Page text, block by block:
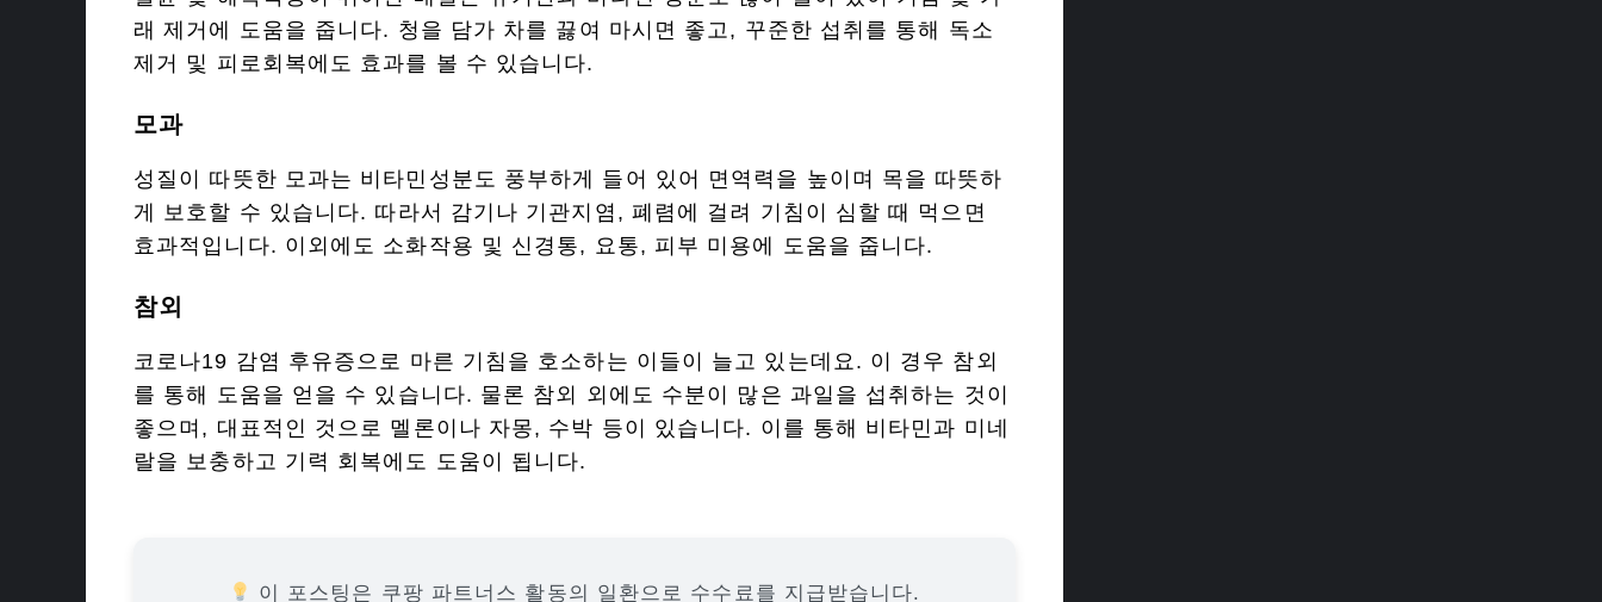
래 제거에 도움을 줍니다. 청을 담가 차를 끓여 마시면 좋고, 꾸준한 섭취를 통해 독소
제거 및 피로회복에도 효과를 볼 수 있습니다.
모과
성질이 따뜻한 모과는 비타민성분도 풍부하게 들어 있어 면역력을 높이며 목을 따뜻하
게 보호할 수 있습니다. 따라서 감기나 기관지염, 폐렴에 걸려 기침이 심할 때 먹으면
효과적입니다. 이외에도 소화작용 및 신경통, 요통, 피부 미용에 도움을 줍니다.
참외
코로나19 감염 후유증으로 마른 기침을 호소하는 이들이 늘고 있는데요. 이 경우 참외
를 통해 도움을 얻을 수 있습니다. 물론 참외 외에도 수분이 많은 과일을 섭취하는 것이
좋으며, 대표적인 것으로 멜론이나 자몽, 수박 등이 있습니다. 이를 통해 비타민과 미네
랄을 보충하고 기력 회복에도 도움이 됩니다.
이 포스팅은 쿠팡 파트너스 활동의 일환으로 수수료를 지급받습니다.